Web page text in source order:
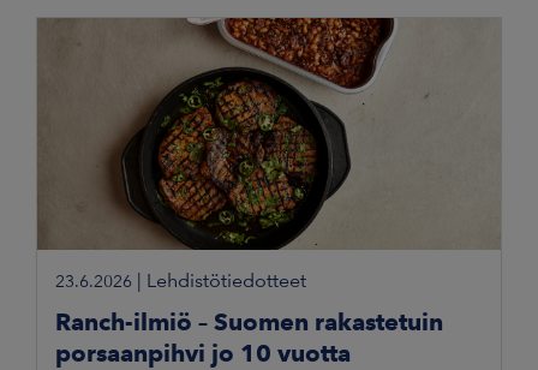
23.6.2026 Lehdistötiedotteet
Ranch-ilmiö – Suomen rakastetuin
porsaanpihvi jo 10 vuotta